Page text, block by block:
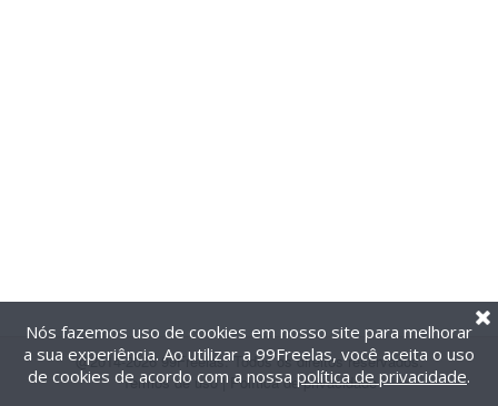
@2014-2026 99Freelas. Todos os direitos reservados.
Termos de uso| Política de privacidade
Nós fazemos uso de cookies em nosso site para melhorar
a sua experiência. Ao utilizar a 99Freelas, você aceita o uso
de cookies de acordo com a nossa política de privacidade.